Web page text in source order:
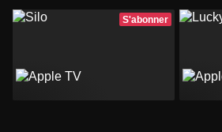
S'abonner